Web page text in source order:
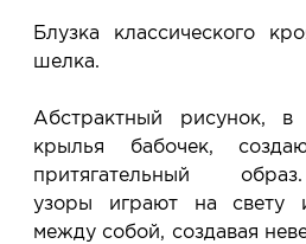
Услуга бесплатная и ни к
примеряете в салоне и уже
Планируйте визит в удобное
резерв действует 5 дней.
Блузка классического
шелка.
Абстрактный рисунок, в
крылья бабочек,
притягательный
узоры играют на свету
между собой, создавая